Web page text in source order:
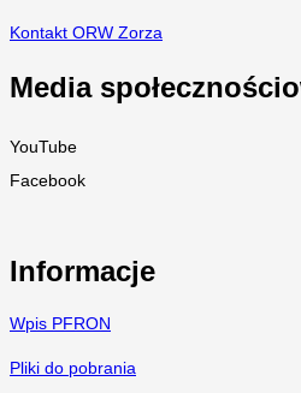
Kontakt ORW Zorza
Media
YouTube
Facebook
Informacje
Wpis PFRON
Pliki do pobrania